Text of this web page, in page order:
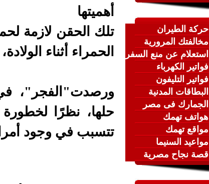
حركة الطيران
مخالفتك المرورية
استعلام عن منع السفر
فواتير الكهرباء
فواتير التليفون
البطاقات المدنية
الجمارك فى مصر
هواتف تهمك
مواقع تهمك
مواعيد السنيما
قصة نجاح مصرية
أهميتها
تلك الحقن لازمة
الحمراء أثناء
ورصدت"الفجر"، في
حلها، نظرًا
تتسبب في وجود